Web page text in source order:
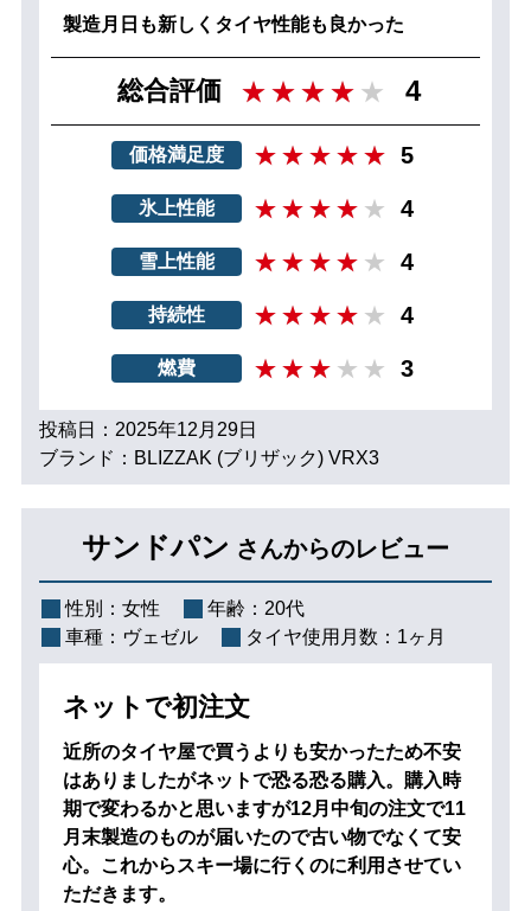
製造月日も新しくタイヤ性能も良かった
総合評価 4
価格満足度 5
氷上性能 4
雪上性能 4
持続性 4
燃費 3
投稿日：2025年12月29日
ブランド：BLIZZAK (ブリザック) VRX3
サンドパン さんからのレビュー
性別： 女性 年齢： 20代
車種： ヴェゼル タイヤ使用月数： 1ヶ月
ネットで初注文
近所のタイヤ屋で買うよりも安かったため不安
はありましたがネットで恐る恐る購入。購入時
期で変わるかと思いますが12月中旬の注文で11
月末製造のものが届いたので古い物でなくて安
心。これからスキー場に行くのに利用させてい
ただきます。